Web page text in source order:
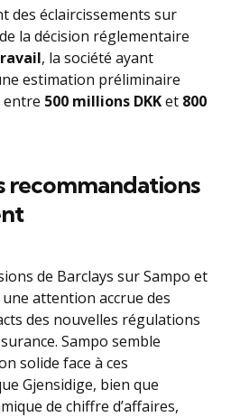
des éclaircissements sur
la décision réglementaire
, la société ayant
estimation préliminaire
entre 500 millions DKKet 800
recommandations
de Barclays sur Sampo et
attention accrue des
des nouvelles régulations
Sampo semble
solide face à ces
Gjensidige, bien que
de chiffre d’affaires,